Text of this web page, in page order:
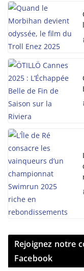
Rejoignez notre
Facebook